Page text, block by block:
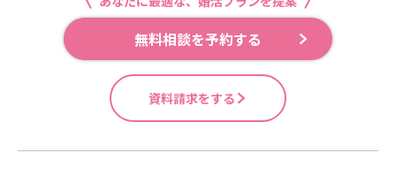
無料相談を予約する
資料請求をする